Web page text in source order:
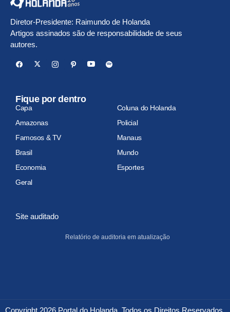
Diretor-Presidente: Raimundo de Holanda
Artigos assinados são de responsabilidade de seus
autores.
Fique por dentro
Capa
Coluna do Holanda
Amazonas
Policial
Famosos & TV
Manaus
Brasil
Mundo
Economia
Esportes
Geral
Site auditado
Relatório de auditoria em atualização
Copyright 2026 Portal do Holanda. Todos os Direitos Reservados.